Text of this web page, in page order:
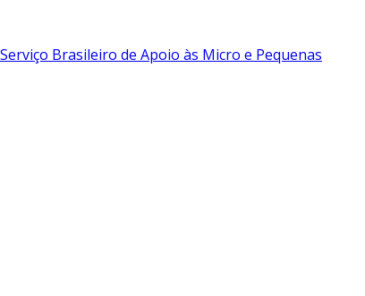
Serviço Brasileiro de Apoio às Micro e Pequenas